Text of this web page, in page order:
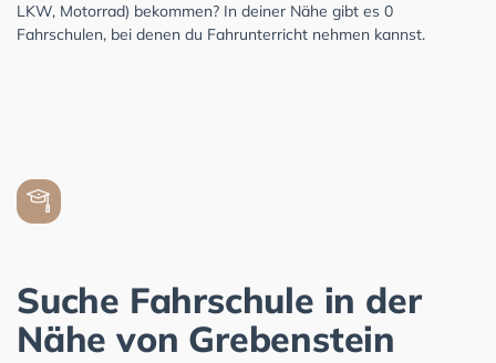
LKW, Motorrad) bekommen? In deiner Nähe gibt es 0
Fahrschulen, bei denen du Fahrunterricht nehmen kannst.
Suche Fahrschule in der
Nähe von Grebenstein